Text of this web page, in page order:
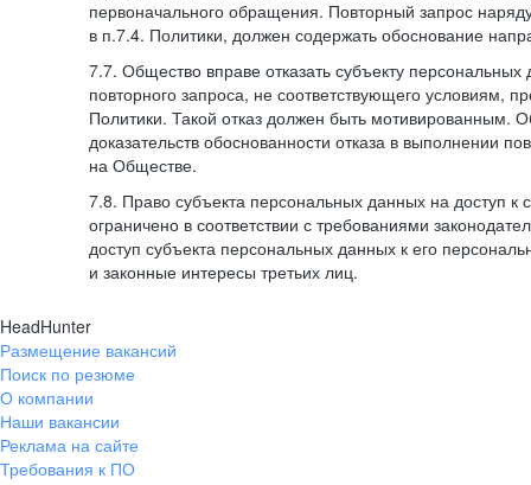
первоначального обращения. Повторный запрос
в п.7.4. Политики, должен содержать обоснование
7.7. Общество вправе отказать субъекту
повторного запроса, не соответствующего условиям,
Политики. Такой отказ должен быть мотивированным.
доказательств обоснованности отказа в выполнении
на Обществе.
7.8. Право субъекта персональных данных на доступ
ограничено в соответствии с требованиями
доступ субъекта персональных данных к его
и законные интересы третьих лиц.
HeadHunter
Размещение вакансий
Поиск по резюме
О компании
Наши вакансии
Реклама на сайте
Требования к ПО